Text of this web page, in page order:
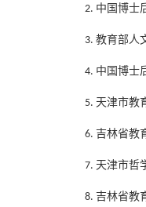
2. 中国博士
3. 教育部人
4. 中国博士
5. 天津市教
6. 吉林省教
7. 天津市哲
8. 吉林省教